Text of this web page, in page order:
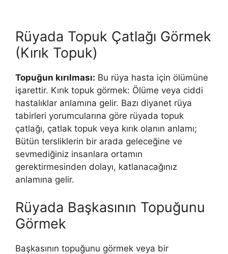
Rüyada Topuk Çatlağı Görmek
(Kırık Topuk)
Topuğun kırılması: Bu rüya hasta için ölümüne
işarettir. Kırık topuk görmek: Ölüme veya ciddi
hastalıklar anlamına gelir. Bazı diyanet rüya
tabirleri yorumcularına göre rüyada topuk
çatlağı, çatlak topuk veya kırık olanın anlamı;
Bütün tersliklerin bir arada geleceğine ve
sevmediğiniz insanlara ortamın
gerektirmesinden dolayı, katlanacağınız
anlamına gelir.
Rüyada Başkasının Topuğunu
Görmek
Başkasının topuğunu görmek veya bir